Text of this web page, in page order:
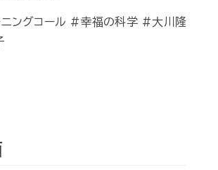
ングコール #幸福の科学 #大川隆